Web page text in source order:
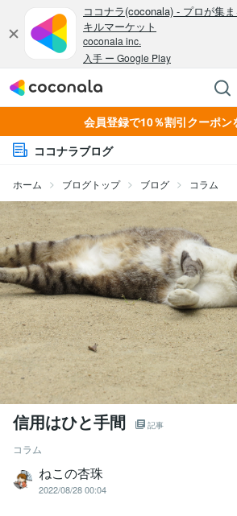
会員登録で10％割引クーポン
ココナラブログ
ホーム ブログトップ ブログ コラム
信用はひと手間 記事
コラム
ねこの杏珠
2022/08/28 00:04